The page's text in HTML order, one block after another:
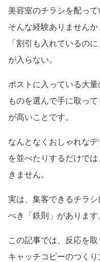
美容室のチラシを配って
そんな経験ありませんか
「割引も入れているの
が入らない。
ポストに入っている大
ものを選んで手に取っ
が高いことです。
なんとなくおしゃれな
を並べたりするだけで
きません。
実は、集客できるチラ
べき「鉄則」があります
この記事では、反応を
キャッチコピーのつく